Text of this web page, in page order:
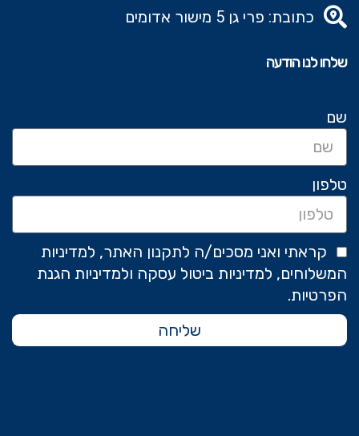
כתובת: פרי גן 5 מישור אדומים
שלחו לנו הודעה
שם
טלפון
קראתי ואני מסכים/ה לתקנון האתר, למדיניות
המשלוחים, למדיניות ביטול עסקה ולמדיניות הגנת
הפרטיות.
שליחה